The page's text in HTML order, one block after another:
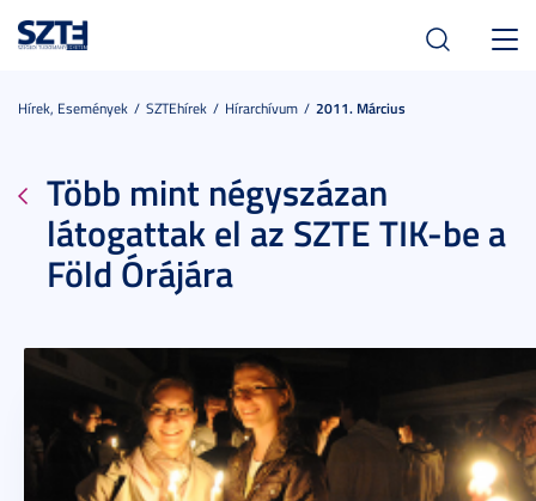
Hírek, Események SZTEhírek Hírarchívum 2011. Március
Több mint négyszázan
látogattak el az SZTE TIK-be a
Föld Órájára